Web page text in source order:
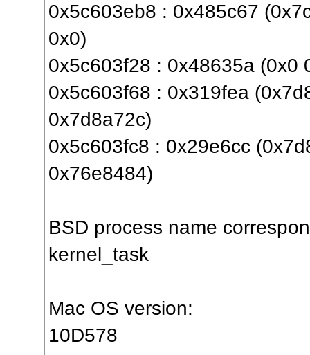
0x5c603eb8 : 0x485c67
0x0)
0x5c603f28 : 0x48635a (0x0
0x5c603f68 : 0x319fea
0x7d8a72c)
0x5c603fc8 : 0x29e6cc
0x76e8484)
BSD process name
kernel_task
Mac OS version:
10D578